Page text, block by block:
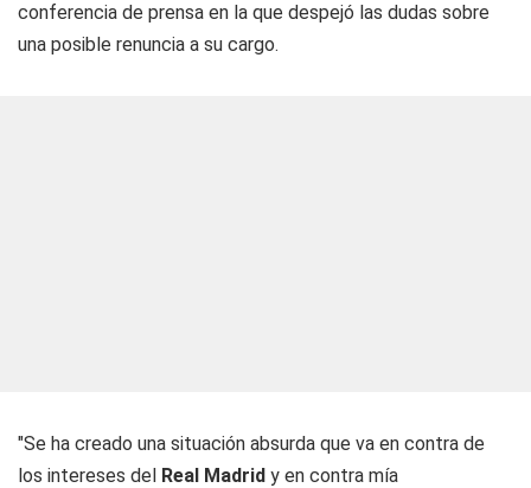
conferencia de prensa en la que despejó las dudas sobre
una posible renuncia a su cargo.
"Se ha creado una situación absurda que va en contra de
los intereses del Real Madrid y en contra mía